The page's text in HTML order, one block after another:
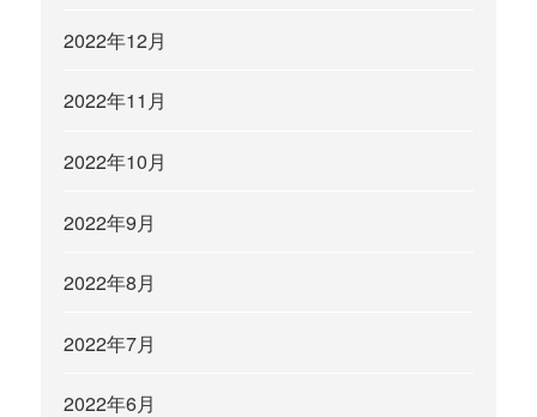
2022年12月
2022年11月
2022年10月
2022年9月
2022年8月
2022年7月
2022年6月